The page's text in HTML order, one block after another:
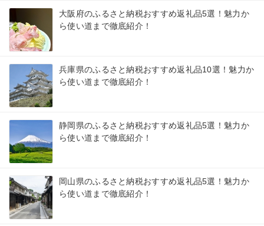
大阪府のふるさと納税おすすめ返礼品5選！魅力か
ら使い道まで徹底紹介！
兵庫県のふるさと納税おすすめ返礼品10選！魅力か
ら使い道まで徹底紹介！
静岡県のふるさと納税おすすめ返礼品5選！魅力か
ら使い道まで徹底紹介！
岡山県のふるさと納税おすすめ返礼品5選！魅力か
ら使い道まで徹底紹介！